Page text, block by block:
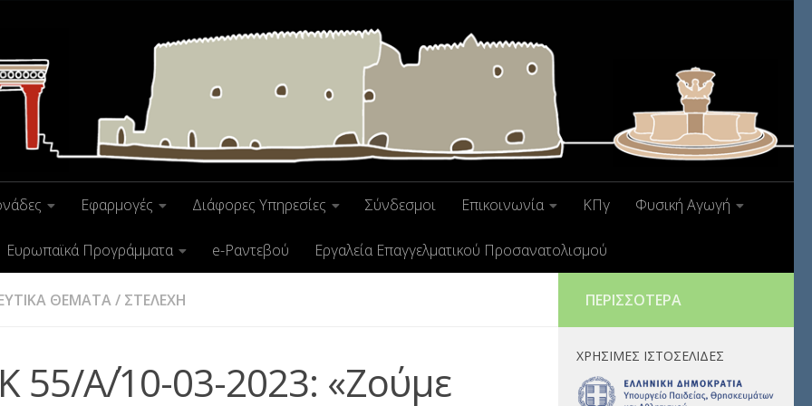
Εφαρμογές Διάφορες Υπηρεσίες Σύνδεσμοι Επικοινωνία ΚΠγ Φυσική Αγωγή
Ευρωπαϊκά Προγράμματα e-Ραντεβού Εργαλεία Επαγγελματικού Προσανατολισμού
ΘΕΜΑΤΑ/ ΣΤΕΛΕΧΗ
55/Α΄/10-03-2023: «Ζούμε
ΠΕΡΙΣΣΌΤΕΡΑ
ΧΡΉΣΙΜΕΣ ΙΣΤΟΣΕΛΊΔΕΣ